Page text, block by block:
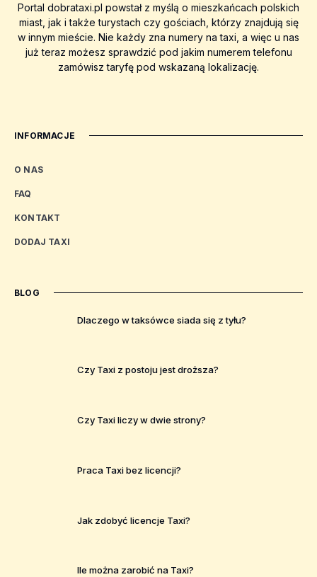
Portal dobrataxi.pl powstał z myślą o mieszkańcach polskich
miast, jak i także turystach czy gościach, którzy znajdują się
w innym mieście. Nie każdy zna numery na taxi, a więc u nas
już teraz możesz sprawdzić pod jakim numerem telefonu
zamówisz taryfę pod wskazaną lokalizację.
INFORMACJE
O NAS
FAQ
KONTAKT
DODAJ TAXI
BLOG
Dlaczego w taksówce siada się z tyłu?
Czy Taxi z postoju jest droższa?
Czy Taxi liczy w dwie strony?
Praca Taxi bez licencji?
Jak zdobyć licencje Taxi?
Ile można zarobić na Taxi?